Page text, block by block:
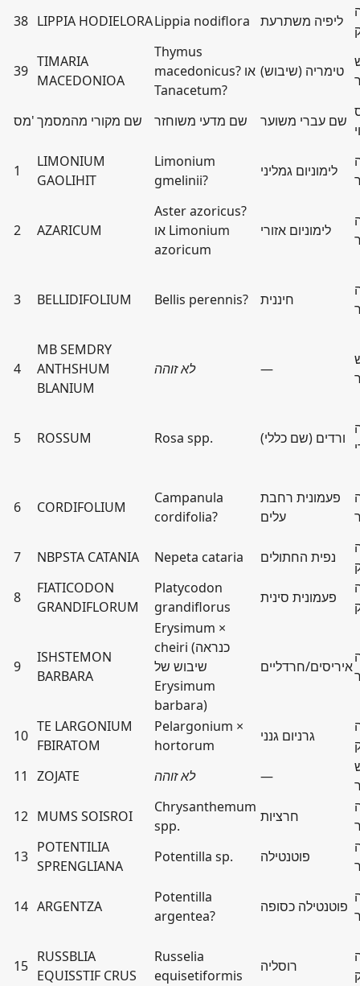
38 LIPPIA HODIELORALippia nodiflora ליפיה משתרעת
39
TIMARIA
MACEDONIOA
Thymus
macedonicus? או
Tanacetum?
טימריה (שיבוש)
מס'שם מקורי מהמסמך שם מדעי משוחזר שם עברי משוער
1
LIMONIUM
GAOLIHIT
Limonium
gmelinii?
לימוניום גמליני
2 AZARICUM
Aster azoricus?
או Limonium
azoricum
לימוניום אזורי
3 BELLIDIFOLIUM Bellis perennis? חיננית
4
MB SEMDRY
ANTHSHUM
BLANIUM
לא זוהה —
5 ROSSUM Rosa spp. ורדים (שם כללי)
6 CORDIFOLIUM
Campanula
cordifolia?
פעמונית רחבת
עלים
7 NBPSTA CATANIA Nepeta cataria נפית החתולים
8
FIATICODON
GRANDIFLORUM
Platycodon
grandiflorus
פעמונית סינית
9
ISHSTEMON
BARBARA
Erysimum ×
cheiri (כנראה
שיבוש של
Erysimum
barbara)
איריסים/חרדליים
10
TE LARGONIUM
FBIRATOM
Pelargonium ×
hortorum
גרניום גנני
11
ZOJATE לא זוהה —
12 MUMS SOISROI
Chrysanthemum
spp.
חרציות
13
POTENTILIA
SPRENGLIANA
Potentilla sp. פוטנטילה
14 ARGENTZA
Potentilla
argentea?
פוטנטילה כסופה
15
RUSSBLIA
EQUISSTIF CRUS
Russelia
equisetiformis
רוסליה